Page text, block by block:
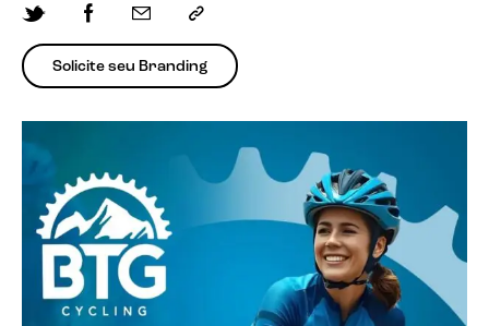
Solicite seu Branding